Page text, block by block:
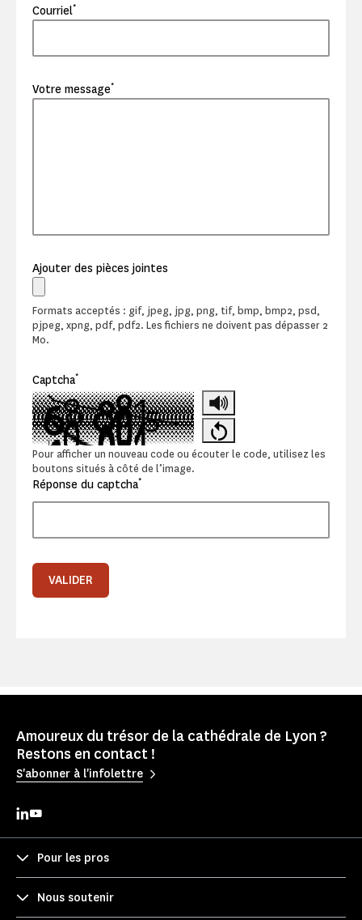
Courriel*
Votre message*
Ajouter des pièces jointes
Formats acceptés : gif, jpeg, jpg, png, tif, bmp, bmp2, psd,
pjpeg, xpng, pdf, pdf2. Les fichiers ne doivent pas dépasser 2
Mo.
Captcha*
Pour afficher un nouveau code ou écouter le code, utilisez les
boutons situés à côté de l’image.
Réponse du captcha*
VALIDER
Amoureux du trésor de la cathédrale de Lyon ?
Restons en contact !
S'abonner à l'infolettre
Pour les pros
Nous soutenir